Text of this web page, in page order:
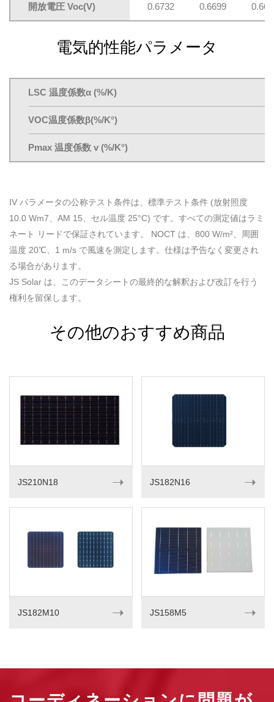
開放電圧 Voc(V) 0.6732 0.6699
電気的性能パラメータ
LSC 温度係数α (%/K)
VOC温度係数β(%/K°)
Pmax 温度係数 v (%/K°)
IV パラメータの公称テスト条件は、標準テスト条件 (放射照度
10.0 Wm7、AM 15、セル温度 25°C) です。すべての測定値はラミ
ネート リードで保証されています。 NOCT は、800 W/m²、周囲
温度 20℃、1 m/s で風速を測定します。仕様は予告なく変更され
る場合があります。
JS Solar は、このデータシートの最終的な解釈および改訂を行う
権利を留保します。
その他のおすすめ商品
JS210N18 ➝ JS182N16 ➝
JS182M10 ➝ JS158M5 ➝